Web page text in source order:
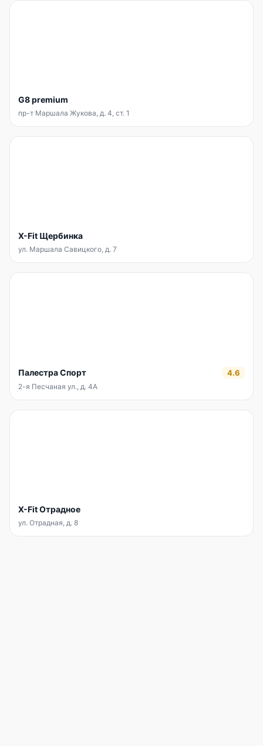
G8 premium
пр-т Маршала Жукова, д. 4, ст. 1
X-Fit Щербинка
ул. Маршала Савицкого, д. 7
Палестра Спорт 4.6
2-я Песчаная ул., д. 4А
X-Fit Отрадное
ул. Отрадная, д. 8